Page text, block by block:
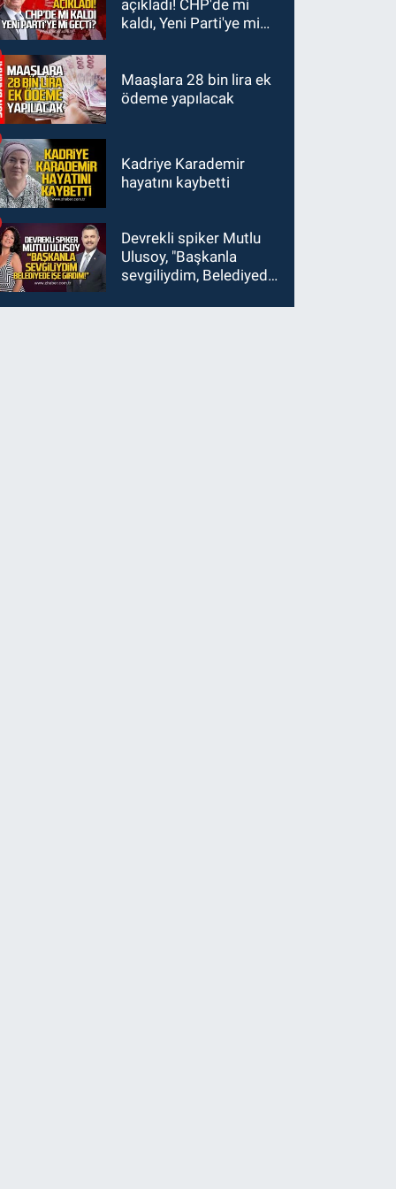
açıkladı! CHP'de mi
kaldı, Yeni Parti'ye mi
Maaşlara 28 bin lira ek
ödeme yapılacak
Kadriye Karademir
hayatını kaybetti
Devrekli spiker Mutlu
Ulusoy, "Başkanla
sevgiliydim, Belediyede